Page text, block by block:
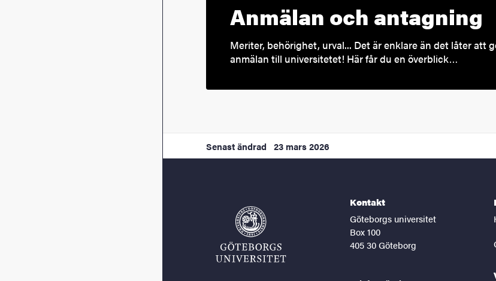
Anmälan och antagning
Meriter, behörighet, urval... Det är enklare än det låter att
anmälan till universitetet! Här får du en överblick…
Senast ändrad 23 mars 2026
Kontakt
Göteborgs universitet
Box 100
405 30 Göteborg